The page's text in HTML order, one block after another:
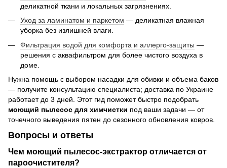
деликатной ткани и локальных загрязнениях.
Уход за ламинатом и паркетом — деликатная влажная
уборка без излишней влаги.
Фильтрация водой для комфорта и аллерго-защиты —
решения с аквафильтром для более чистого воздуха в
доме.
Нужна помощь с выбором насадки для обивки и объема баков
— получите консультацию специалиста; доставка по Украине
работает до 3 дней. Этот гид поможет быстро подобрать
моющий пылесос для химчистки под ваши задачи — от
точечного выведения пятен до сезонного обновления ковров.
Вопросы и ответы
Чем моющий пылесос-экстрактор отличается от
пароочистителя?